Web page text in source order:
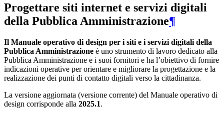
Progettare siti internet e servizi digitali
della Pubblica Amministrazione¶
Il Manuale operativo di design per i siti e i servizi digitali della
Pubblica Amministrazione è uno strumento di lavoro dedicato alla
Pubblica Amministrazione e i suoi fornitori e ha l’obiettivo di fornire
indicazioni operative per orientare e migliorare la progettazione e la
realizzazione dei punti di contatto digitali verso la cittadinanza.
La versione aggiornata (versione corrente) del Manuale operativo di
design corrisponde alla 2025.1.